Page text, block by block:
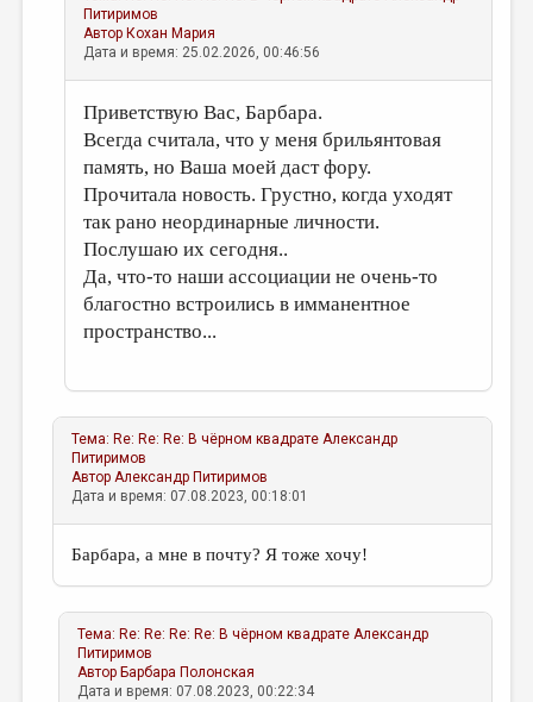
Питиримов
Автор Кохан Мария
Дата и время: 25.02.2026, 00:46:56
Приветствую Вас, Барбара.
Всегда считала, что у меня брильянтовая
память, но Ваша моей даст фору.
Прочитала новость. Грустно, когда уходят
так рано неординарные личности.
Послушаю их сегодня..
Да, что-то наши ассоциации не очень-то
благостно встроились в имманентное
пространство...
Тема: Re: Re: Re: В чёрном квадрате Александр
Питиримов
АвторАлександр Питиримов
Дата и время: 07.08.2023, 00:18:01
Барбара, а мне в почту? Я тоже хочу!
Тема: Re: Re: Re: Re: В чёрном квадрате Александр
Питиримов
Автор Барбара Полонская
Дата и время: 07.08.2023, 00:22:34